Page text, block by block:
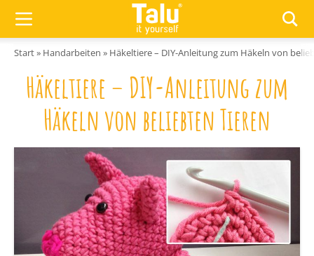
Start» Handarbeiten » Häkeltiere – DIY-Anleitung zum Häkeln von
Häkeltiere – DIY-Anleitung zum
Häkeln von beliebten Tieren